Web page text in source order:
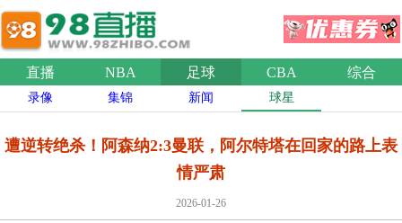
直播 NBA 足球 CBA 综合
录像 集锦 新闻 球星
遭逆转绝杀！阿森纳2:3曼联，阿尔特塔在回家的路上表
情严肃
2026-01-26